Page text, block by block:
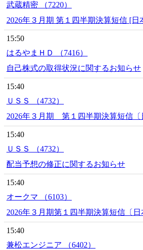
武蔵精密 （7220）
2026年３月期 第１四半期決算短信 [日
15:50
はるやまＨＤ （7416）
自己株式の取得状況に関するお知らせ
15:40
ＵＳＳ （4732）
2026年３月期 第１四半期決算短信〔
15:40
ＵＳＳ （4732）
配当予想の修正に関するお知らせ
15:40
オークマ （6103）
2026年３月期第１四半期決算短信〔
15:40
兼松エンジニア （6402）